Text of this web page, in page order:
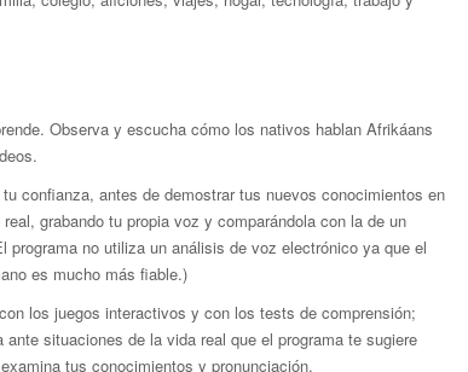
Observa y escucha cómo los nativos hablan Afrikáans
confianza, antes de demostrar tus nuevos conocimientos en
grabando tu propia voz y comparándola con la de un
programa no utiliza un análisis de voz electrónico ya que el
es mucho más fiable.)
los juegos interactivos y con los tests de comprensión;
ante situaciones de la vida real que el programa te sugiere
tus conocimientos y pronunciación.